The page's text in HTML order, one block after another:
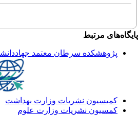
مرتبط
پژوهشکده سرطان معتمد
کمیسیون نشریات وزارت بهداشت
کمسیون نشریات وزارت علوم